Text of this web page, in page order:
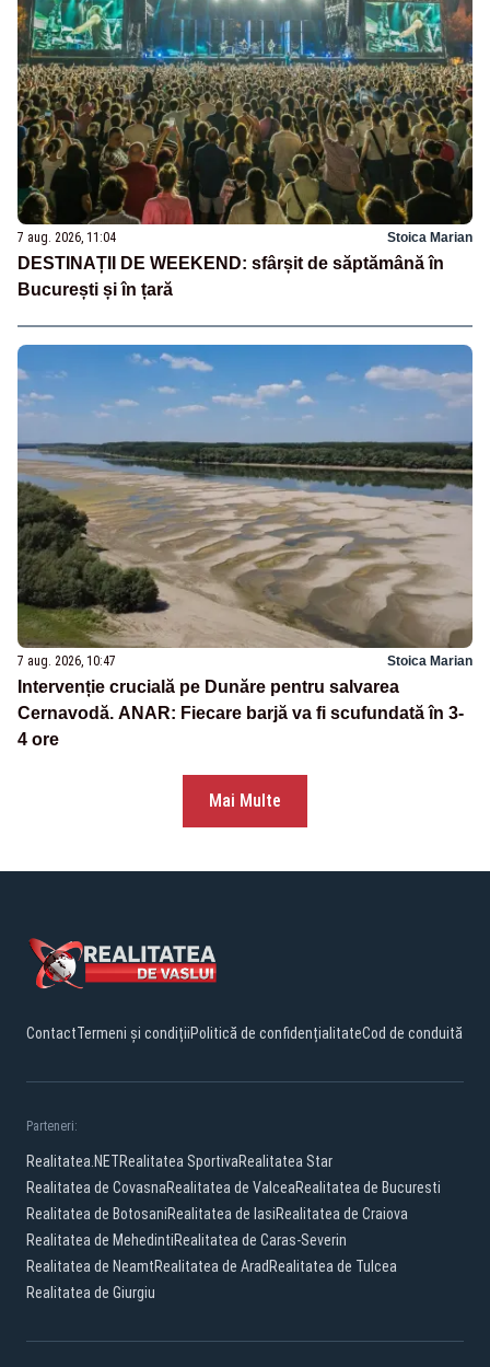
7 aug. 2026, 11:04 Stoica Marian
DESTINAȚII DE WEEKEND: sfârșit de săptămână în
București și în țară
7 aug. 2026, 10:47 Stoica Marian
Intervenție crucială pe Dunăre pentru salvarea
Cernavodă. ANAR: Fiecare barjă va fi scufundată în 3-
4 ore
Mai Multe
ContactTermeni și condițiiPolitică de confidențialitateCod de conduită
Parteneri:
Realitatea.NETRealitatea SportivaRealitatea Star
Realitatea de CovasnaRealitatea de ValceaRealitatea de Bucuresti
Realitatea de BotosaniRealitatea de IasiRealitatea de Craiova
Realitatea de MehedintiRealitatea de Caras-Severin
Realitatea de NeamtRealitatea de Arad Realitatea de Tulcea
Realitatea de Giurgiu